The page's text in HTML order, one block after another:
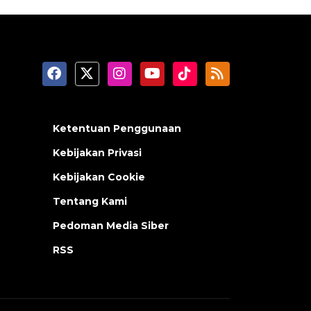
Ketentuan Penggunaan
Kebijakan Privasi
Kebijakan Cookie
Tentang Kami
Pedoman Media Siber
RSS